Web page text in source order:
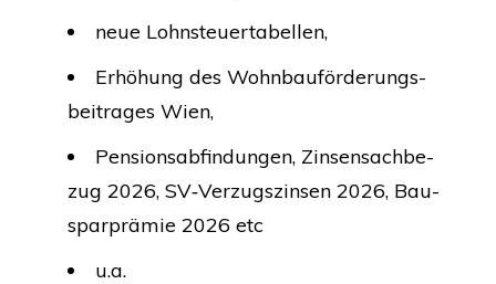
neue Lohn­steu­er­ta­bel­len,
Erhö­hung des Wohn­bau­för­de­rungs­
bei­tra­ges Wien,
Pen­si­ons­ab­fin­dun­gen, Zin­sen­sach­be­
zug 2026, SV‑Verzugszinsen 2026, Bau­
spar­prä­mie 2026 etc
u.a.